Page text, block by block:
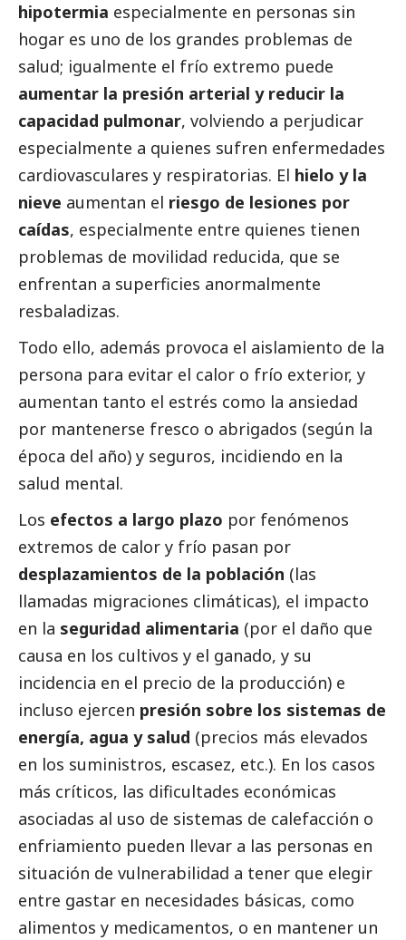
hipotermia especialmente en personas sin
hogar es uno de los grandes problemas de
salud; igualmente el frío extremo puede
aumentar la presión arterial y reducir la
capacidad pulmonar, volviendo a perjudicar
especialmente a quienes sufren enfermedades
cardiovasculares y respiratorias. El hielo y la
nieve aumentan el riesgo de lesiones por
caídas, especialmente entre quienes tienen
problemas de movilidad reducida, que se
enfrentan a superficies anormalmente
resbaladizas.
Todo ello, además provoca el aislamiento de la
persona para evitar el calor o frío exterior, y
aumentan tanto el estrés como la ansiedad
por mantenerse fresco o abrigados (según la
época del año) y seguros, incidiendo en la
salud mental.
Los efectos a largo plazo por fenómenos
extremos de calor y frío pasan por
desplazamientos de la población (las
llamadas migraciones climáticas), el impacto
en la seguridad alimentaria (por el daño que
causa en los cultivos y el ganado, y su
incidencia en el precio de la producción) e
incluso ejercen presión sobre los sistemas de
energía, agua y salud (precios más elevados
en los suministros, escasez, etc.). En los casos
más críticos, las dificultades económicas
asociadas al uso de sistemas de calefacción o
enfriamiento pueden llevar a las personas en
situación de vulnerabilidad a tener que elegir
entre gastar en necesidades básicas, como
alimentos y medicamentos, o en mantener un